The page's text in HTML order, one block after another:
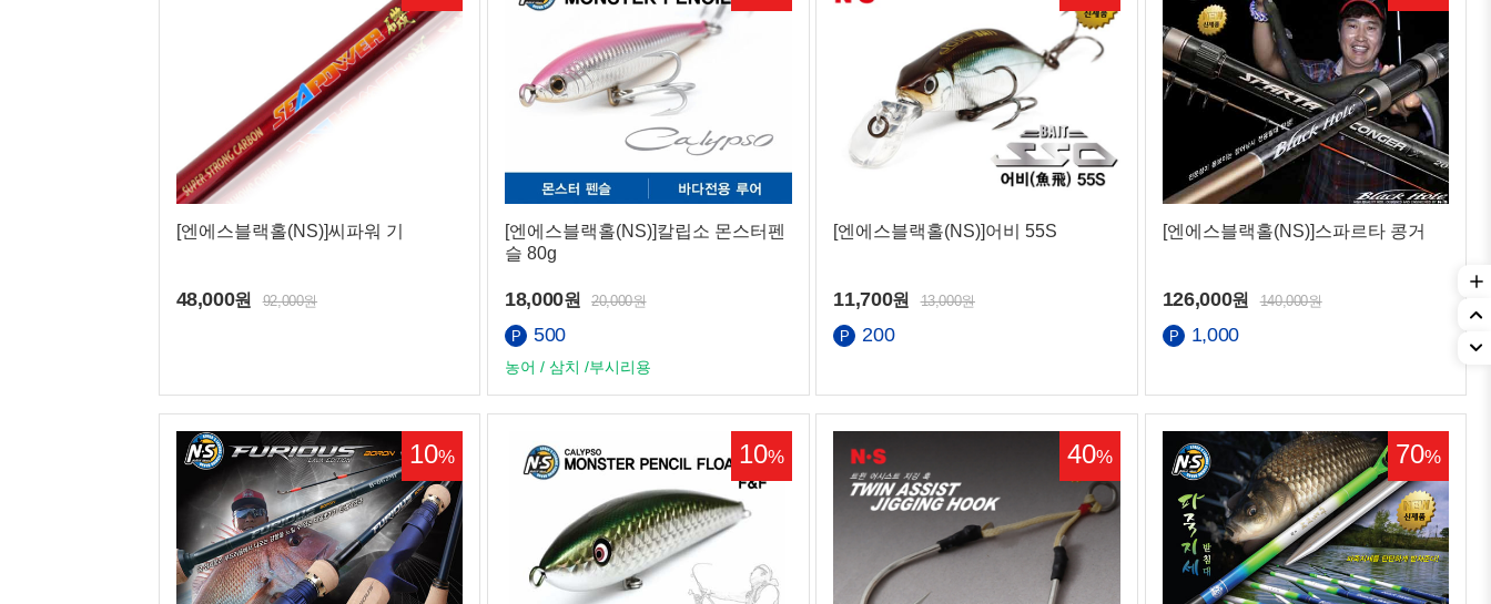
공지사항
고객센터 전화번호
국민은행
농협
[엔에스블랙홀(NS)]씨파워 기
48,000원 92,000원
[엔에스블랙홀(NS)]칼립소 몬스터펜
슬 80g
18,000원 20,000원
500
농어 / 삼치 /부시리용
[엔에스블랙홀(NS)]어비 55S
11,700원 13,000원
200
[엔에스블랙홀(NS)]스파르타 콩거
126,000원 140,000원
1,000
10% 10% 40% 70%